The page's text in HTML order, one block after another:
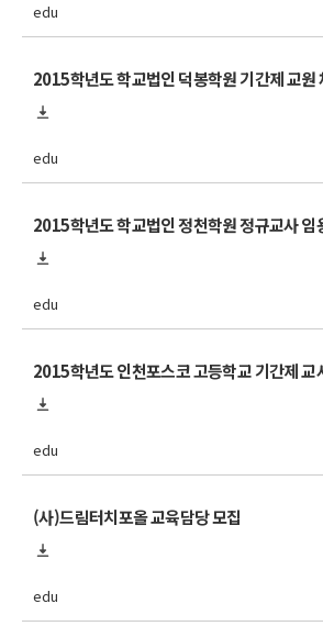
edu
2015학년도 학교법인 덕봉학원 기간제 교원
edu
2015학년도 학교법인 정천학원 정규교사 임
edu
2015학년도 인천포스코 고등학교 기간제 교
edu
(사)드림터치포올 교육담당 모집
edu